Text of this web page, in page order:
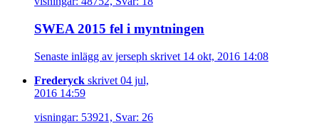
SWEA 2015 fel i myntningen
Senaste inlägg av jerseph skrivet 14 okt, 2016 14:08
Frederyck skrivet 04 jul,
2016 14:59
visningar: 53921, Svar: 26